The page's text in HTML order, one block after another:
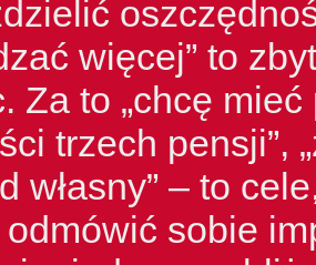
więcej” to
Za to „chcę
trzech pensji”,
własny” – to
sobie